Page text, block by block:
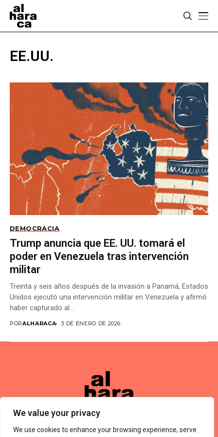
We value your privacy
We use cookies to enhance your browsing experience, serve
EE.UU.
DEMOCRACIA
Trump anuncia que EE. UU. tomará el
poder en Venezuela tras intervención
militar
Treinta y seis años después de la invasión a Panamá, Estados
Unidos ejecutó una intervención militar en Venezuela y afirmó
haber capturado al...
PORALHARACA 3 DE ENERO DE 2026
Términos De UsoAbout UsPolítica De Privacidad